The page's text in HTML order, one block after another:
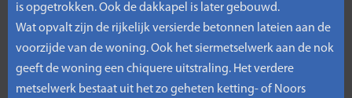
is opgetrokken. Ook de dakkapel is later gebouwd.
Wat opvalt zijn de rijkelijk versierde betonnen lateien aan de
voorzijde van de woning. Ook het siermetselwerk aan de nok
geeft de woning een chiquere uitstraling. Het verdere
metselwerk bestaat uit het zo geheten ketting- of Noors